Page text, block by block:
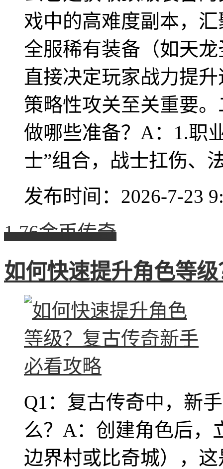
戏中的高难度副本，
全服稀有装备（如天
直接决定玩家战力提
策略性攻关至关重要
做哪些准备？A：1.职
士”组合，战士扛伤、
发布时间：2026-7-23
1.76金币传奇
如何快速提升角色等
Q1：复古传奇中，新
么？A：创建角色后，
边界村或比奇城），